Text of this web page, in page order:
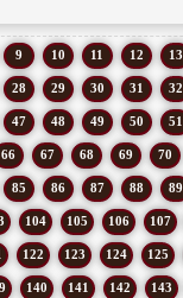
9 10 11 12 13
28 29 30 31 32
47 48 49 50 51
66 67 68 69 70
85 86 87 88 89
104 105 106 107
122 123 124 125
140 141 142 143